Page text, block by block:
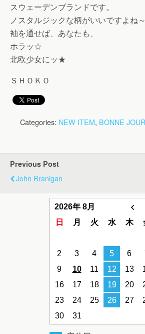
スウェーデンブランドです。
ノスタルジックな柄がいいですよね～
袖を通せば、あなたも、
ホラッ☆
北欧少女にッ★
ＳＨＯＫＯ
Categories: NEW ITEM, BONNE
Previous Post
John Branigan
2026年 8月
日
月 火 水 木
2
3 4 5 6
9
10 11 12 13
16
17 18 19 20
23
24 25 26 27
30
31